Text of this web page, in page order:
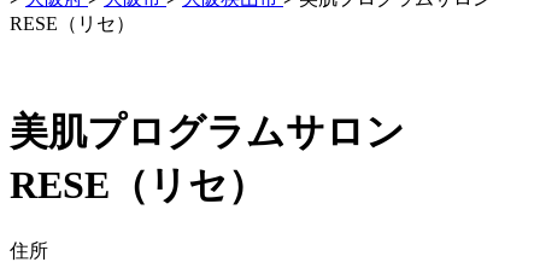
RESE（リセ）
美肌プログラムサロン
RESE（リセ）
住所